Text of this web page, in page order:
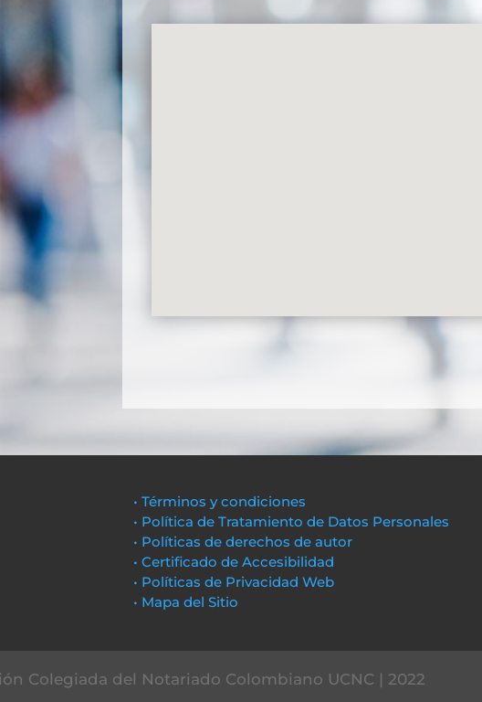
• Términos y condiciones
• Política de Tratamiento de Datos Personales
• Políticas de derechos de autor
• Certificado de Accesibilidad
• Políticas de Privacidad Web
• Mapa del Sitio
Colegiada del Notariado Colombiano UCNC | 2022